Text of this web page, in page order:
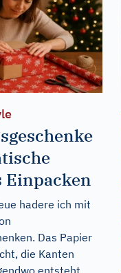
hadere ich mit
Das Papier
die Kanten
entsteht